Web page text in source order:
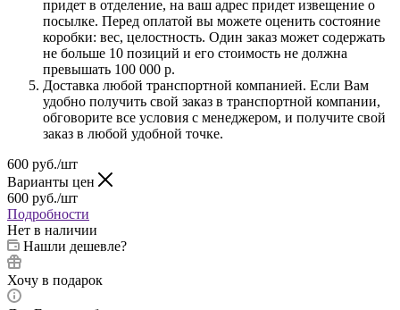
придет в отделение, на ваш адрес придет извещение о
посылке. Перед оплатой вы можете оценить состояние
коробки: вес, целостность. Один заказ может содержать
не больше 10 позиций и его стоимость не должна
превышать 100 000 р.
Доставка любой транспортной компанией. Если Вам
удобно получить свой заказ в транспортной компании,
обговорите все условия с менеджером, и получите свой
заказ в любой удобной точке.
600 руб./шт
Варианты цен
600 руб./шт
Подробности
Нет в наличии
Нашли дешевле?
Хочу в подарок